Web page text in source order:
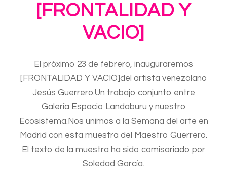
[FRONTALIDAD Y
VACIO]
El próximo 23 de febrero, inauguraremos
[FRONTALIDAD Y VACIO]del artista venezolano
Jesús Guerrero.Un trabajo conjunto entre
Galería Espacio Landaburu y nuestro
Ecosistema.Nos unimos a la Semana del arte en
Madrid con esta muestra del Maestro Guerrero.
El texto de la muestra ha sido comisariado por
Soledad García.